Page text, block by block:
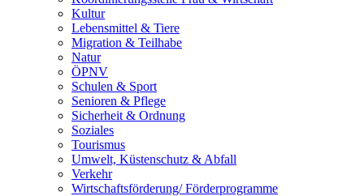
Kultur
Lebensmittel & Tiere
Migration & Teilhabe
Natur
ÖPNV
Schulen & Sport
Senioren & Pflege
Sicherheit & Ordnung
Soziales
Tourismus
Umwelt, Küstenschutz & Abfall
Verkehr
Wirtschaftsförderung/ Förderprogramme